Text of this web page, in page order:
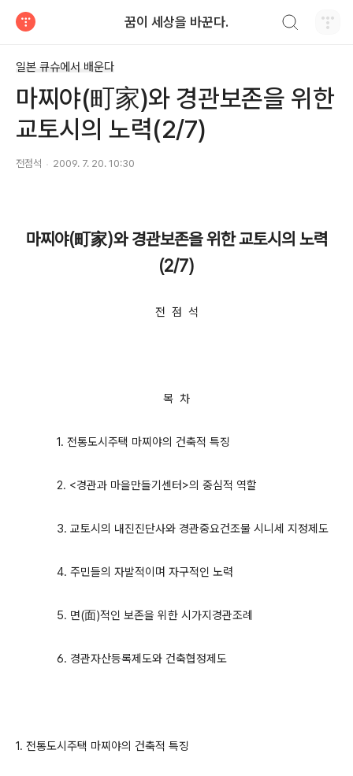
꿈이 세상을 바꾼다.
일본 큐슈에서 배운다
마찌야(町家)와 경관보존을 위한
교토시의 노력(2/7)
전점석 2009. 7. 20. 10:30
마찌야(町家)와 경관보존을 위한 교토시의 노력
(2/7)
전 점 석
목 차
1. 전통도시주택 마찌야의 건축적 특징
2. <경관과 마을만들기센터>의 중심적 역할
3. 교토시의 내진진단사와 경관중요건조물 시니세 지정제도
4. 주민들의 자발적이며 자구적인 노력
5. 면(面)적인 보존을 위한 시가지경관조례
6. 경관자산등록제도와 건축협정제도
1. 전통도시주택 마찌야의 건축적 특징